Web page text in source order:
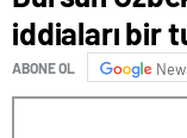
iddiaları bir
ABONE OL